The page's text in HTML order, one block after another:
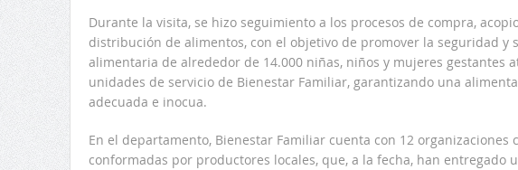
Durante la visita, se hizo seguimiento a los procesos de compra,
distribución de alimentos, con el objetivo de promover la seguridad y
alimentaria de alrededor de 14.000 niñas, niños y mujeres gestantes
unidades de servicio de Bienestar Familiar, garantizando una
adecuada e inocua.
En el departamento, Bienestar Familiar cuenta con 12 organizaciones
conformadas por productores locales, que, a la fecha, han entregado
Delwin
Departamental